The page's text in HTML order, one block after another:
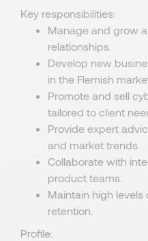
Key responsibilities:
Manage and grow
relationships.
Develop new
in the Flemish
Promote and sell
tailored to client
Provide expert
and market trends.
Collaborate with
product teams.
Maintain high
retention.
Profile: